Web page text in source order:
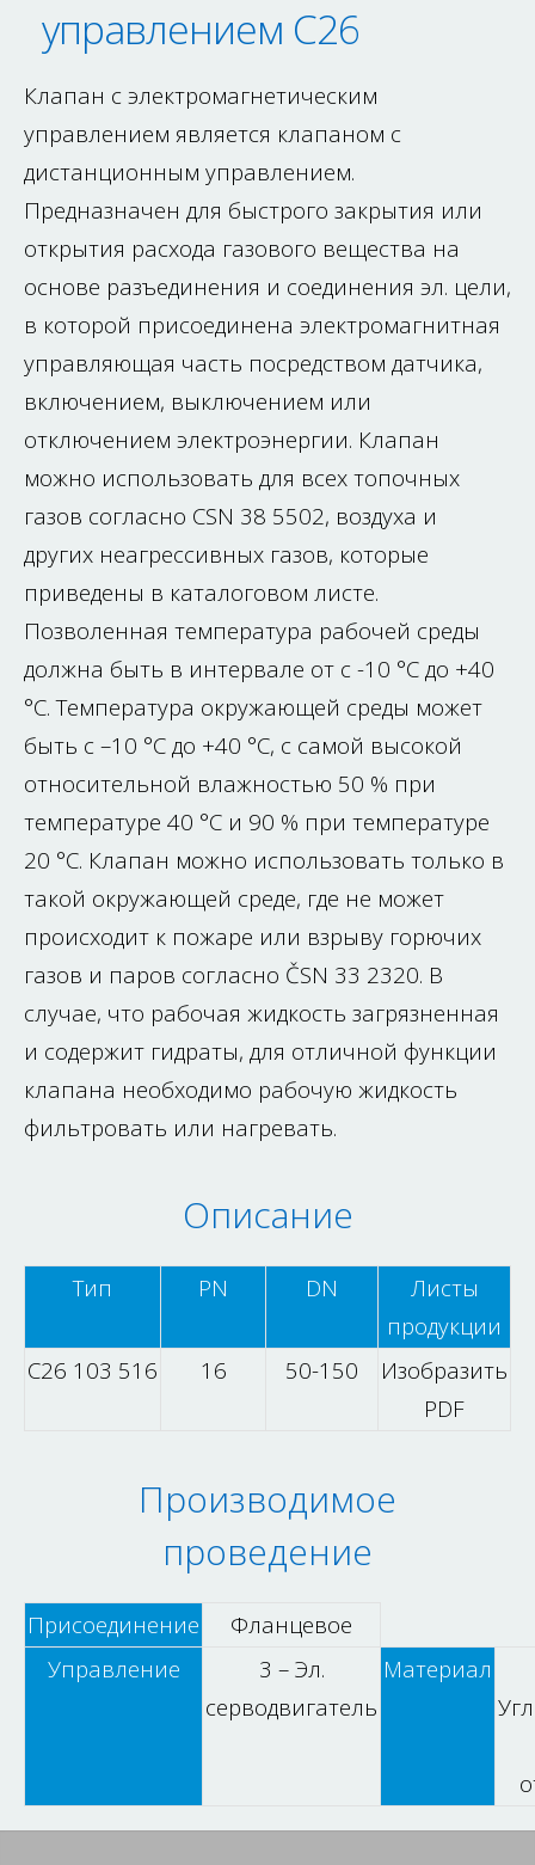
управлением C26
Клапан с электромагнетическим
управлением является клапаном с
дистанционным управлением.
Предназначен для быстрого закрытия или
открытия расхода газового вещества на
основе разъединения и соединения эл. цели,
в которой присоединена электромагнитная
управляющая часть посредством датчика,
включением, выключением или
отключением электроэнергии. Клапан
можно использовать для всех топочных
газов согласно CSN 38 5502, воздуха и
других неагрессивных газов, которые
приведены в каталоговом листе.
Позволенная температура рабочей среды
должна быть в интервале от с -10 °C до +40
°C. Температура окружающей среды может
быть с –10 °C до +40 °C, с самой высокой
относительной влажностью 50 % при
температуре 40 °C и 90 % при температуре
20 °C. Клапан можно использовать только в
такой окружающей среде, где не может
происходит к пожаре или взрыву горючих
газов и паров согласно ČSN 33 2320. В
случае, что рабочая жидкость загрязненная
и содержит гидраты, для отличной функции
клапана необходимо рабочую жидкость
фильтровать или нагревать.
Описание
Тип PN DN
Листы
продукции
C26 103 516
16 50-150
Изобразить
PDF
Производимое
проведение
Присоединение
Фланцевое
Управление
3 – Эл.
серводвигатель
Материал